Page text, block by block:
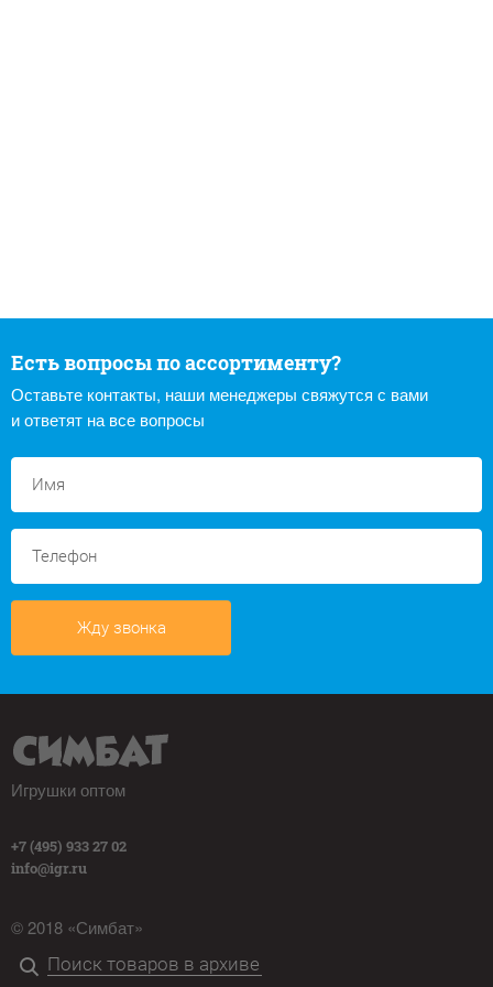
Есть вопросы по ассортименту?
Оставьте контакты, наши менеджеры свяжутся с вами
и ответят на все вопросы
Жду звонка
Игрушки оптом
+7 (495) 933 27 02
info@igr.ru
© 2018 «Симбат»